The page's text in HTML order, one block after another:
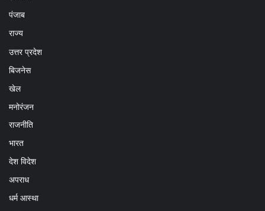
पंजाब
राज्य
उत्तर प्रदेश
बिजनेस
खेल
मनोरंजन
राजनीति
भारत
देश विदेश
अपराध
धर्म आस्था